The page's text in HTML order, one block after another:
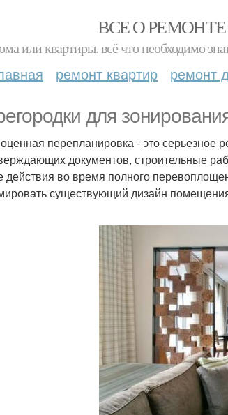
ВСЕ О РЕМОНТЕ
или квартиры. всё что необходимо
ремонт квартир ремонт
для
перепланировка - это серьезное
документов, строительные
действия во время полного
существующий дизайн